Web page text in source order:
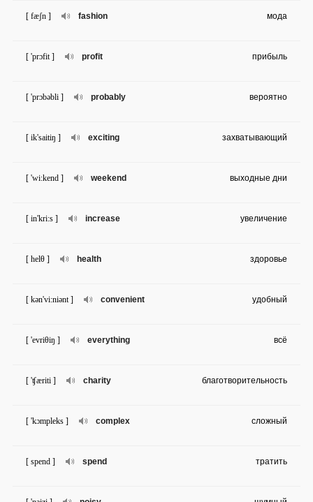
fashion
[ fæʃn ] мода
profit
[ 'prɔfit ] прибыль
probably
[ 'prɔbəbli ] вероятно
exciting
[ ik'saitiŋ ] захватывающий
weekend
[ 'wi:kend ] выходные дни
increase
[ in'kri:s ] увеличение
health
[ helθ ] здоровье
convenient
[ kən'vi:niənt ] удобный
everything
[ 'evriθiŋ ] всё
charity
[ 'ʧæriti ] благотворительность
complex
[ 'kɔmpleks ] сложный
spend
[ spend ] тратить